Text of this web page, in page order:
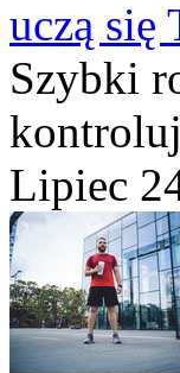
uczą się
Szybki
Lipiec